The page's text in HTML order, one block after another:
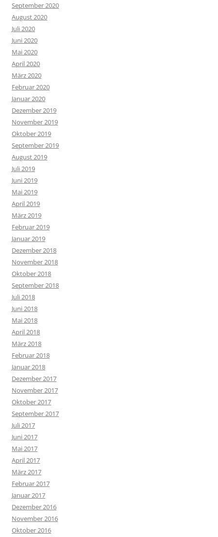
September 2020
August 2020
Juli 2020
Juni 2020
Mai 2020
April 2020
März 2020
Februar 2020
Januar 2020
Dezember 2019
November 2019
Oktober 2019
September 2019
August 2019
Juli 2019
Juni 2019
Mai 2019
April 2019
März 2019
Februar 2019
Januar 2019
Dezember 2018
November 2018
Oktober 2018
September 2018
Juli 2018
Juni 2018
Mai 2018
April 2018
März 2018
Februar 2018
Januar 2018
Dezember 2017
November 2017
Oktober 2017
September 2017
Juli 2017
Juni 2017
Mai 2017
April 2017
März 2017
Februar 2017
Januar 2017
Dezember 2016
November 2016
Oktober 2016